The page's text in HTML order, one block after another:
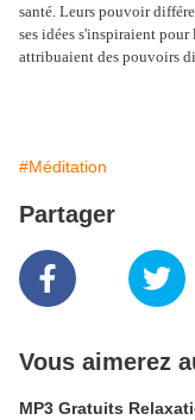
santé. Leurs pouvoir
ses idées s'inspiraient
attribuaient des pouvoirs
#Méditation
Partager
Vous aimerez
MP3 Gratuits